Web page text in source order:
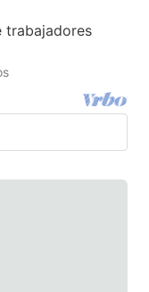
trabajadores